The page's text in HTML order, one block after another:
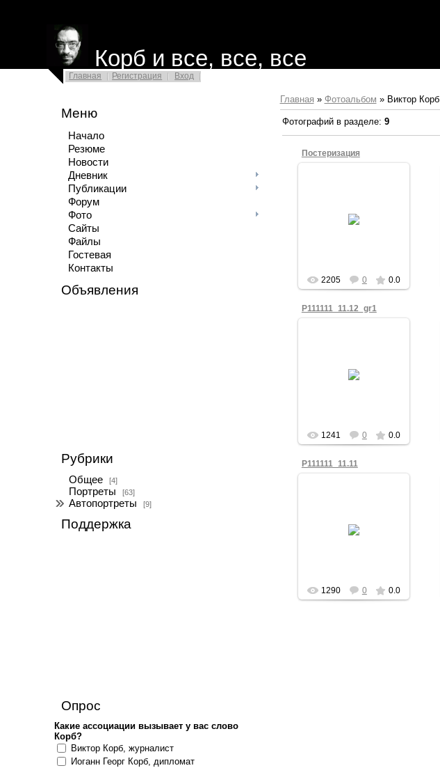
Корб и все, все, все
Главная Регистрация Вход
Меню
Начало
Резюме
Новости
Дневник
Публикации
Форум
Фото
Сайты
Файлы
Гостевая
Контакты
Объявления
Рубрики
Общее [4]
Портреты [63]
Автопортреты [9]
Поддержка
Опрос
Какие ассоциации вызывает у вас слово
Корб?
Виктор Корб, журналист
Иоганн Георг Корб, дипломат
Главная » Фотоальбом » Виктор Корб
Фотографий в разделе: 9
Постеризация
Хорошая заготовка для
2205 0 0.0
P111111_11.12_gr1
1241 0 0.0
P111111_11.11
1290 0 0.0